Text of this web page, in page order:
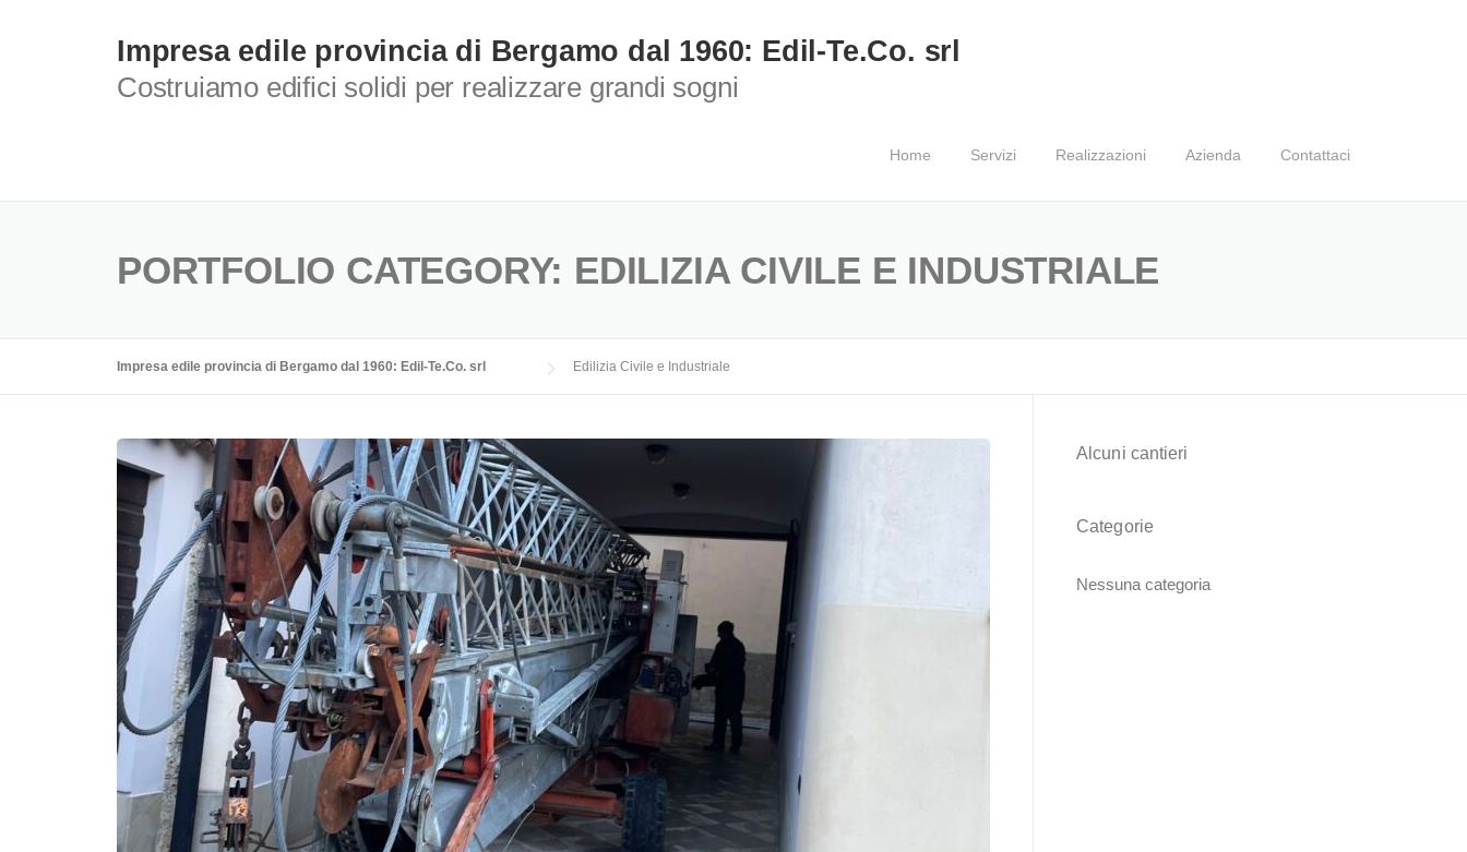
Impresa edile provincia di Bergamo dal 1960: Edil-Te.Co. srl
Costruiamo edifici solidi per realizzare grandi sogni
Home Servizi Realizzazioni Azienda Contattaci
PORTFOLIO CATEGORY: EDILIZIA CIVILE E INDUSTRIALE
Impresa edile provincia di Bergamo dal 1960: Edil-Te.Co. srl Edilizia Civile e Industriale
Alcuni cantieri
Categorie
Nessuna categoria